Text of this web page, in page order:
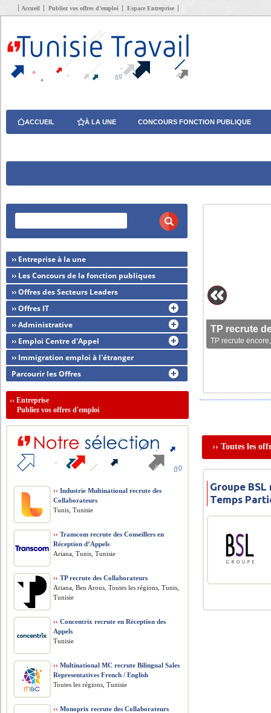
Accueil Publiez vos offres d’emploi Espace Entreprise
ACCUEIL À LA UNE CONCOURS FONCTION PUBLIQUE
TP recrute
TP recrute
›› Toutes les
Groupe
Temps
›› Entreprise à la une
›› Les Concours de la fonction publiques
›› Offres des Secteurs Leaders
›› Offres IT
›› Administrative
›› Emploi Centre d'Appel
›› Immigration emploi à l'étranger
Parcourir les Offres
››Entreprise
Publiez vos offres d'emploi
›› Industrie Multinational recrute des
Collaborateurs
Tunis, Tunisie
›› Transcom recrute des Conseillers en
Réception d’Appels
Ariana, Tunis, Tunisie
›› TP recrute des Collaborateurs
Ariana, Ben Arous, Toutes les régions, Tunis,
Tunisie
›› Concentrix recrute en Réception des
Appels
Tunisie
›› Multinational MC recrute Bilingual Sales
Representatives French / English
Toutes les régions, Tunisie
›› Monoprix recrute des Collaborateurs